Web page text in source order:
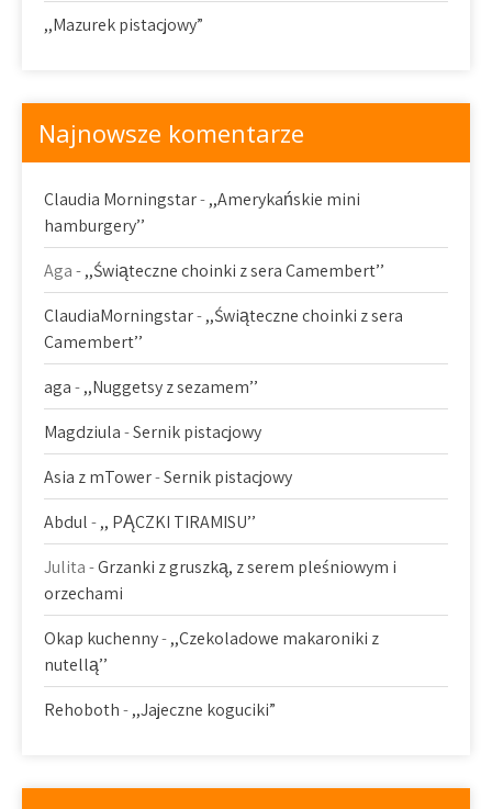
,,Mazurek pistacjowy”
Najnowsze komentarze
Claudia Morningstar-,,Amerykańskie mini
hamburgery’’
Aga-,,Świąteczne choinki z sera Camembert’’
ClaudiaMorningstar-,,Świąteczne choinki z sera
Camembert’’
aga-,,Nuggetsy z sezamem’’
Magdziula-Sernik pistacjowy
Asia z mTower-Sernik pistacjowy
Abdul-,, PĄCZKI TIRAMISU’’
Julita-Grzanki z gruszką, z serem pleśniowym i
orzechami
Okap kuchenny-,,Czekoladowe makaroniki z
nutellą’’
Rehoboth-,,Jajeczne koguciki”